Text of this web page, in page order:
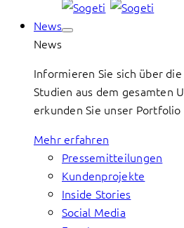
News
News
Informieren Sie sich über
Studien aus dem gesamten
erkunden Sie unser
Mehr erfahren
Pressemitteilungen
Kundenprojekte
Inside Stories
Social Media